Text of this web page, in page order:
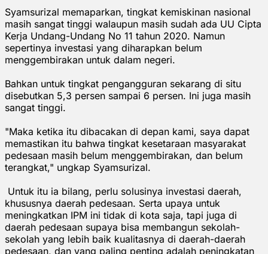
Syamsurizal memaparkan, tingkat kemiskinan nasional
masih sangat tinggi walaupun masih sudah ada UU Cipta
Kerja Undang-Undang No 11 tahun 2020. Namun
sepertinya investasi yang diharapkan belum
menggembirakan untuk dalam negeri.
Bahkan untuk tingkat pengangguran sekarang di situ
disebutkan 5,3 persen sampai 6 persen. Ini juga masih
sangat tinggi.
"Maka ketika itu dibacakan di depan kami, saya dapat
memastikan itu bahwa tingkat kesetaraan masyarakat
pedesaan masih belum menggembirakan, dan belum
terangkat," ungkap Syamsurizal.
Untuk itu ia bilang, perlu solusinya investasi daerah,
khususnya daerah pedesaan. Serta upaya untuk
meningkatkan IPM ini tidak di kota saja, tapi juga di
daerah pedesaan supaya bisa membangun sekolah-
sekolah yang lebih baik kualitasnya di daerah-daerah
pedesaan, dan yang paling penting adalah peningkatan